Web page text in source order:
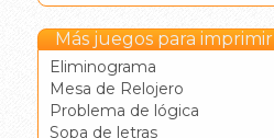
Más juegos para imprimir
Eliminograma
Mesa de Relojero
Problema de lógica
Sopa de letras